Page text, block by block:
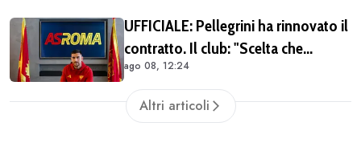
UFFICIALE: Pellegrini ha rinnovato il
contratto. Il club: "Scelta che
testimonia condivisione della
visione sportiva e dei valori del
progetto romanista"
ago 08, 12:24
Altri articoli